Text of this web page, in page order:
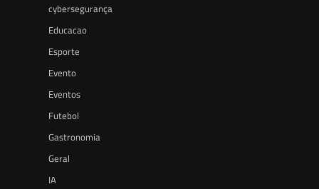
cybersegurança
Educacao
Esporte
Evento
Eventos
Futebol
Gastronomia
Geral
IA